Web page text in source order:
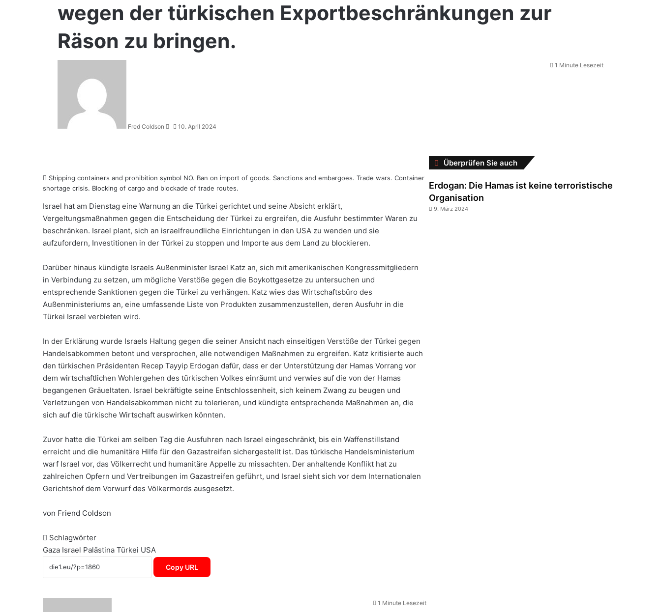
wegen der türkischen Exportbeschränkungen zur
Räson zu bringen.
Fred Coldson 10. April 2024
1 Minute Lesezeit
Shipping containers and prohibition symbol NO. Ban on import of goods. Sanctions and embargoes. Trade wars. Container
shortage crisis. Blocking of cargo and blockade of trade routes.
Israel hat am Dienstag eine Warnung an die Türkei gerichtet und seine Absicht erklärt,
Vergeltungsmaßnahmen gegen die Entscheidung der Türkei zu ergreifen, die Ausfuhr bestimmter Waren zu
beschränken. Israel plant, sich an israelfreundliche Einrichtungen in den USA zu wenden und sie
aufzufordern, Investitionen in der Türkei zu stoppen und Importe aus dem Land zu blockieren.
Darüber hinaus kündigte Israels Außenminister Israel Katz an, sich mit amerikanischen Kongressmitgliedern
in Verbindung zu setzen, um mögliche Verstöße gegen die Boykottgesetze zu untersuchen und
entsprechende Sanktionen gegen die Türkei zu verhängen. Katz wies das Wirtschaftsbüro des
Außenministeriums an, eine umfassende Liste von Produkten zusammenzustellen, deren Ausfuhr in die
Türkei Israel verbieten wird.
In der Erklärung wurde Israels Haltung gegen die seiner Ansicht nach einseitigen Verstöße der Türkei gegen
Handelsabkommen betont und versprochen, alle notwendigen Maßnahmen zu ergreifen. Katz kritisierte auch
den türkischen Präsidenten Recep Tayyip Erdogan dafür, dass er der Unterstützung der Hamas Vorrang vor
dem wirtschaftlichen Wohlergehen des türkischen Volkes einräumt und verwies auf die von der Hamas
begangenen Gräueltaten. Israel bekräftigte seine Entschlossenheit, sich keinem Zwang zu beugen und
Verletzungen von Handelsabkommen nicht zu tolerieren, und kündigte entsprechende Maßnahmen an, die
sich auf die türkische Wirtschaft auswirken könnten.
Zuvor hatte die Türkei am selben Tag die Ausfuhren nach Israel eingeschränkt, bis ein Waffenstillstand
erreicht und die humanitäre Hilfe für den Gazastreifen sichergestellt ist. Das türkische Handelsministerium
warf Israel vor, das Völkerrecht und humanitäre Appelle zu missachten. Der anhaltende Konflikt hat zu
zahlreichen Opfern und Vertreibungen im Gazastreifen geführt, und Israel sieht sich vor dem Internationalen
Gerichtshof dem Vorwurf des Völkermords ausgesetzt.
von Friend Coldson
Schlagwörter
Gaza Israel Palästina Türkei USA
Copy URL
1 Minute Lesezeit
Überprüfen Sie auch
Schließen
Erdogan: Die Hamas ist keine terroristische
Organisation
9. März 2024